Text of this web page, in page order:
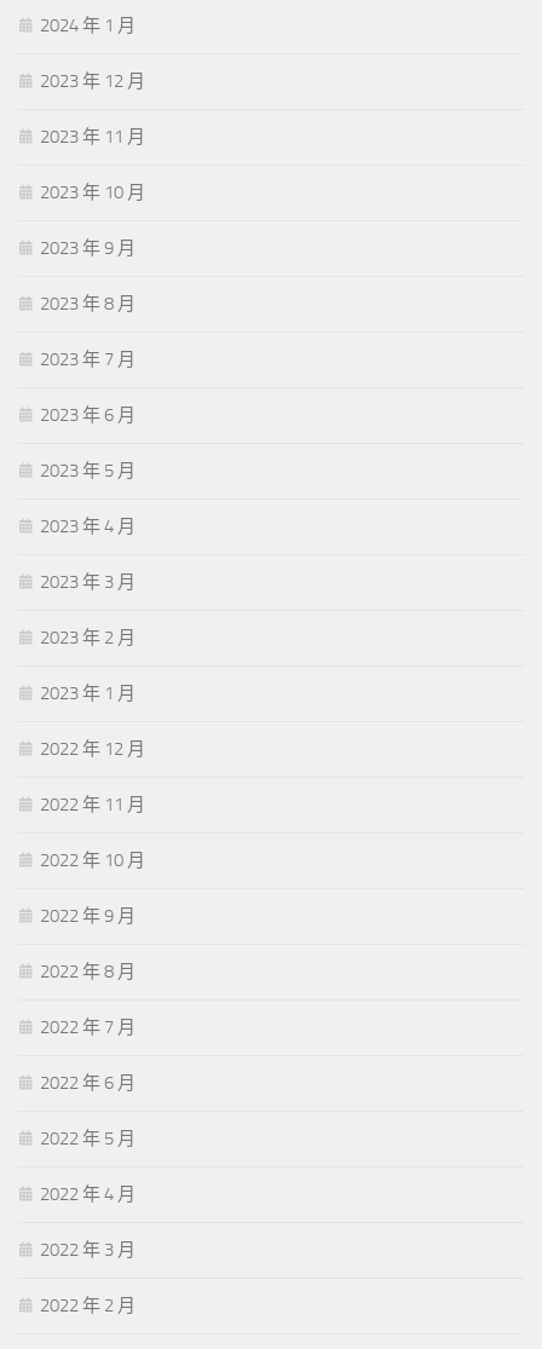
2024 年 1 月
2023 年 12 月
2023 年 11 月
2023 年 10 月
2023 年 9 月
2023 年 8 月
2023 年 7 月
2023 年 6 月
2023 年 5 月
2023 年 4 月
2023 年 3 月
2023 年 2 月
2023 年 1 月
2022 年 12 月
2022 年 11 月
2022 年 10 月
2022 年 9 月
2022 年 8 月
2022 年 7 月
2022 年 6 月
2022 年 5 月
2022 年 4 月
2022 年 3 月
2022 年 2 月